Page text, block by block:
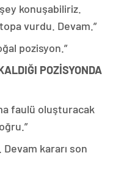
konuşabiliriz.
vurdu. Devam.”
pozisyon.”
POZİSYONDA
faulü oluşturacak
kararı son